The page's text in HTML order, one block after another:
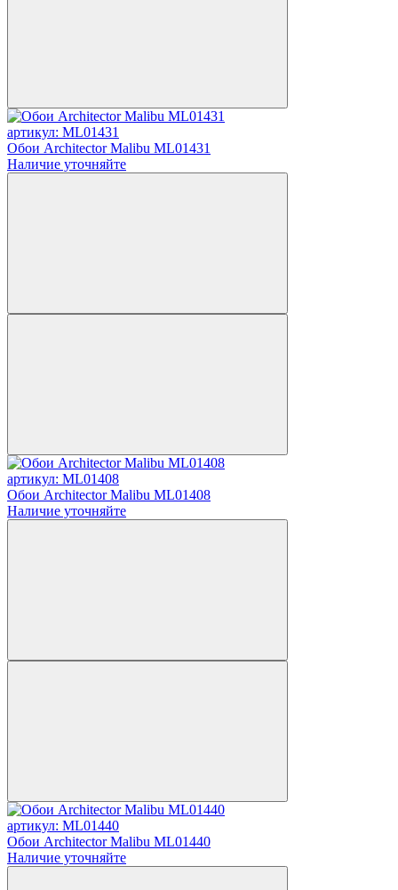
артикул: ML01431
Обои Architector Malibu ML01431
Наличие уточняйте
артикул: ML01408
Обои Architector Malibu ML01408
Наличие уточняйте
артикул: ML01440
Обои Architector Malibu ML01440
Наличие уточняйте